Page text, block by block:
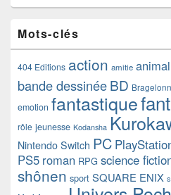
Mots-clés
404 Editions action amitie animal
bande dessinéeBD
emotion fantastique
rôle jeunesse Kodansha
Nintendo Switch PC
PS5 roman RPG science
shônen sport SQUARE ENIX